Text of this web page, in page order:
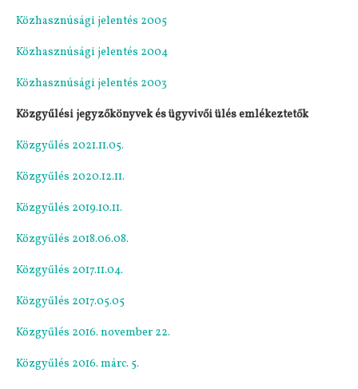
Közhasznúsági jelentés 2005
Közhasznúsági jelentés 2004
Közhasznúsági jelentés 2003
Közgyűlési jegyzőkönyvek és ügyvivői ülés emlékeztetők
Közgyűlés 2021.11.05.
Közgyűlés 2020.12.11.
Közgyűlés 2019.10.11.
Közgyűlés 2018.06.08.
Közgyűlés 2017.11.04.
Közgyűlés 2017.05.05
Közgyűlés 2016. november 22.
Közgyűlés 2016. márc. 5.